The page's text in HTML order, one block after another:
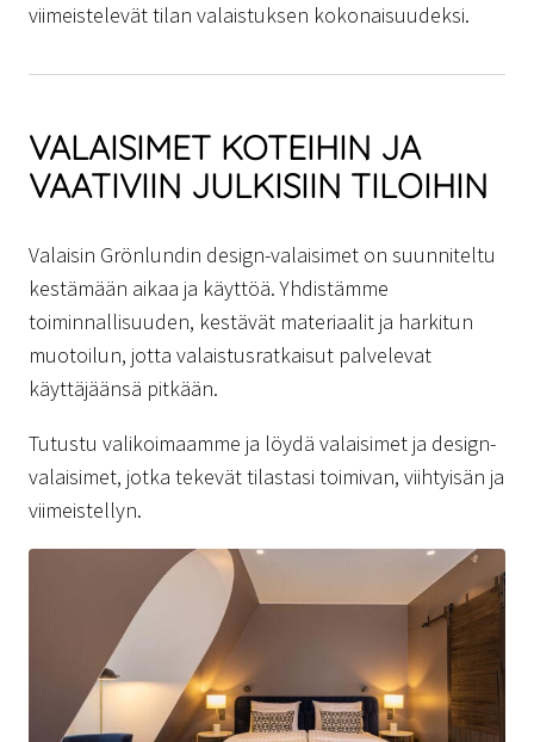
viimeistelevät tilan valaistuksen kokonaisuudeksi.
VALAISIMET KOTEIHIN JA
VAATIVIIN JULKISIIN TILOIHIN
Valaisin Grönlundin design-valaisimet on suunniteltu
kestämään aikaa ja käyttöä. Yhdistämme
toiminnallisuuden, kestävät materiaalit ja harkitun
muotoilun, jotta valaistusratkaisut palvelevat
käyttäjäänsä pitkään.
Tutustu valikoimaamme ja löydä valaisimet ja design-
valaisimet, jotka tekevät tilastasi toimivan, viihtyisän ja
viimeistellyn.